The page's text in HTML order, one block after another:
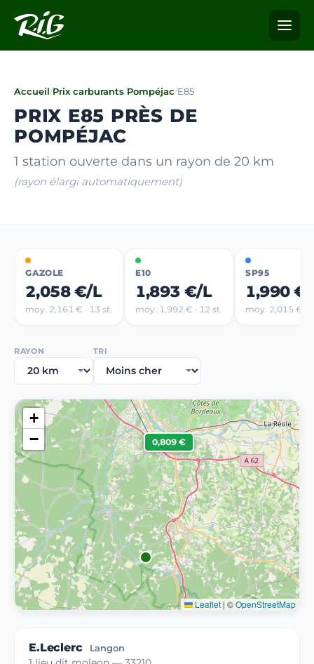
Accueil/Prix carburants/Pompéjac/E85
PRIX E85 PRÈS DE
POMPÉJAC
1 station ouverte dans un rayon de 20 km
(rayon élargi automatiquement)
GAZOLE
2,058 €/L
moy. 2,161 € · 13 st.
E10
1,893 €/L
moy. 1,992 € · 12 st.
SP95
1,990
moy. 2,015 € ·
RAYON TRI
0,809 €
+
−
Leaflet | ©OpenStreetMap
E.Leclerc Langon